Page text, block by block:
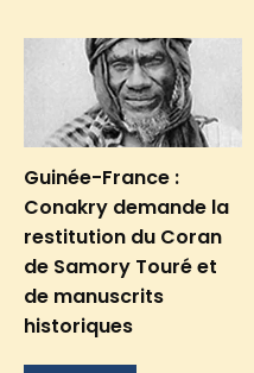
Guinée-France :
Conakry demande la
restitution du Coran
de Samory Touré et
de manuscrits
historiques